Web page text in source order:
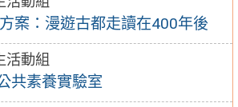
案：漫遊古都走讀在400年後
活動組
共素養實驗室